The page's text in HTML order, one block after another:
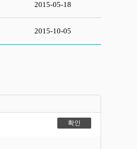
2015-05-18
2015-10-05